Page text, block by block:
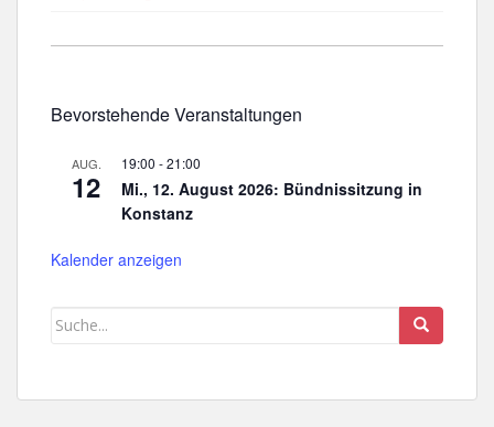
Bevorstehende Veranstaltungen
AUG.
12
19:00 -21:00
Mi., 12. August 2026: Bündnissitzung in
Konstanz
Kalender anzeigen